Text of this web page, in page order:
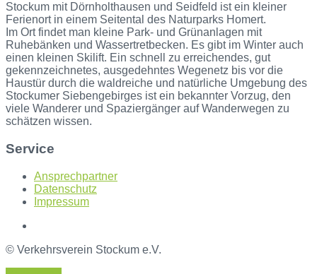
Stockum mit Dörnholthausen und Seidfeld ist ein kleiner
Ferienort in einem Seitental des Naturparks Homert.
Im Ort findet man kleine Park- und Grünanlagen mit
Ruhebänken und Wassertretbecken. Es gibt im Winter auch
einen kleinen Skilift. Ein schnell zu erreichendes, gut
gekennzeichnetes, ausgedehntes Wegenetz bis vor die
Haustür durch die waldreiche und natürliche Umgebung des
Stockumer Siebengebirges ist ein bekannter Vorzug, den
viele Wanderer und Spaziergänger auf Wanderwegen zu
schätzen wissen.
Service
Ansprechpartner
Datenschutz
Impressum
© Verkehrsverein Stockum e.V.